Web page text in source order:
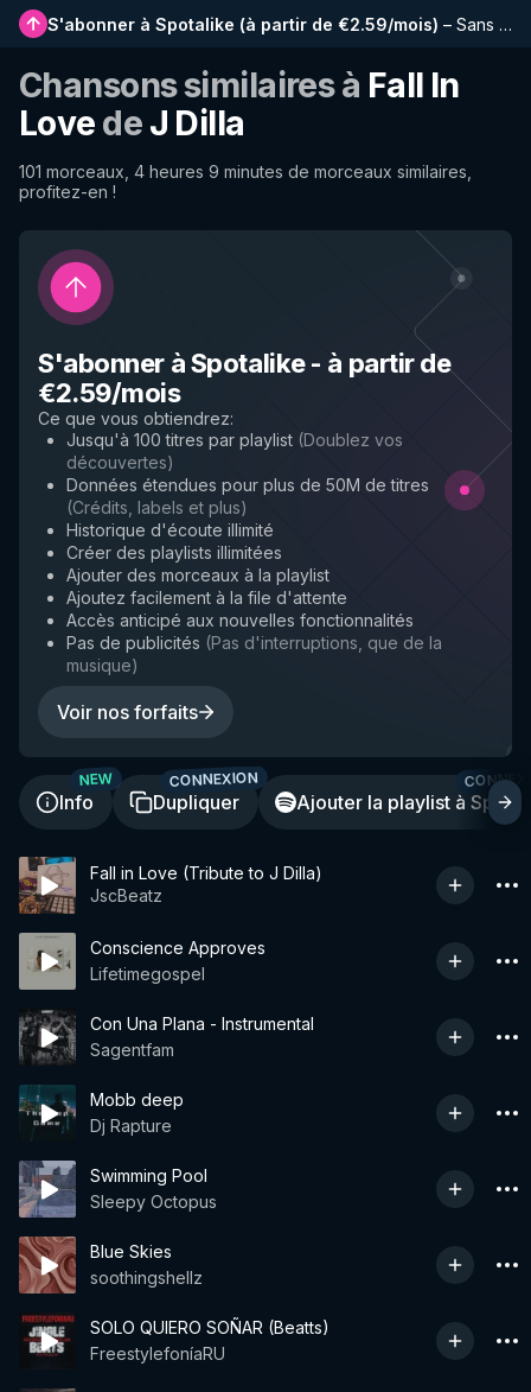
S'abonner à Spotalike (à partir de €2.59/mois) – Sans publicité, playlists plus longues, historique complet et accès anticipé aux nouvelles fonctionnalités
Chansons similaires à Fall In
Love de J Dilla
101 morceaux, 4 heures 9 minutes de morceaux similaires,
profitez-en !
S'abonner à Spotalike- à partir de
€2.59/mois
Ce que vous obtiendrez:
Jusqu'à 100 titres par playlist (Doublez vos
découvertes)
Données étendues pour plus de 50M de titres
(Crédits, labels et plus)
Historique d'écoute illimité
Créer des playlists illimitées
Ajouter des morceaux à la playlist
Ajoutez facilement à la file d'attente
Accès anticipé aux nouvelles fonctionnalités
Pas de publicités (Pas d'interruptions, que de la
musique)
Voir nos forfaits
Info
NEW
Dupliquer
CONNEXION
Ajouter la playlist à
Fall in Love (Tribute to J Dilla)
JscBeatz
Conscience Approves
Lifetimegospel
Con Una Plana - Instrumental
Sagentfam
Mobb deep
Dj Rapture
Swimming Pool
Sleepy Octopus
Blue Skies
soothingshellz
SOLO QUIERO SOÑAR (Beatts)
FreestylefoníaRU